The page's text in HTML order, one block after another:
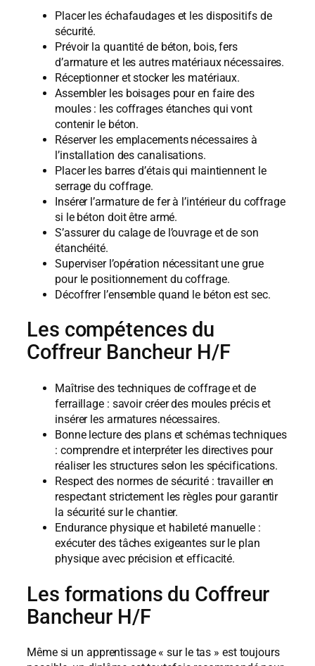
Placer les échafaudages et les dispositifs de
sécurité.
Prévoir la quantité de béton, bois, fers
d’armature et les autres matériaux nécessaires.
Réceptionner et stocker les matériaux.
Assembler les boisages pour en faire des
moules : les coffrages étanches qui vont
contenir le béton.
Réserver les emplacements nécessaires à
l’installation des canalisations.
Placer les barres d’étais qui maintiennent le
serrage du coffrage.
Insérer l’armature de fer à l’intérieur du coffrage
si le béton doit être armé.
S’assurer du calage de l’ouvrage et de son
étanchéité.
Superviser l’opération nécessitant une grue
pour le positionnement du coffrage.
Décoffrer l’ensemble quand le béton est sec.
Les compétences du
Coffreur Bancheur H/F
Maîtrise des techniques de coffrage et de
ferraillage : savoir créer des moules précis et
insérer les armatures nécessaires.
Bonne lecture des plans et schémas techniques
: comprendre et interpréter les directives pour
réaliser les structures selon les spécifications.
Respect des normes de sécurité : travailler en
respectant strictement les règles pour garantir
la sécurité sur le chantier.
Endurance physique et habileté manuelle :
exécuter des tâches exigeantes sur le plan
physique avec précision et efficacité.
Les formations du Coffreur
Bancheur H/F
Même si un apprentissage « sur le tas » est toujours